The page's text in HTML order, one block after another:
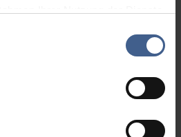
Sie in unseren